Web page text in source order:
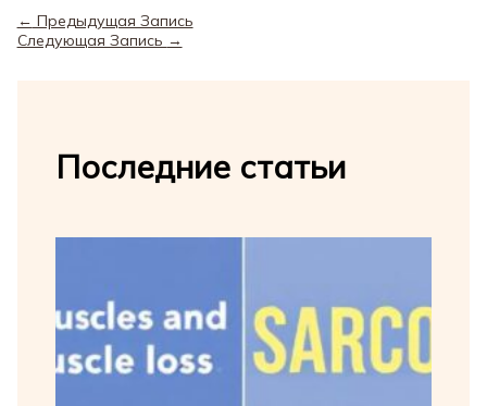
← Предыдущая Запись
Следующая Запись →
Последние статьи